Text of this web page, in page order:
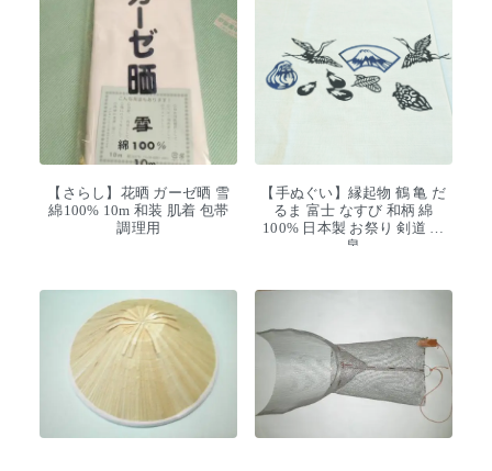
【さらし】花晒 ガーゼ晒 雪
綿100% 10m 和装 肌着 包帯
調理用
【手ぬぐい】縁起物 鶴 亀 だ
るま 富士 なすび 和柄 綿
100% 日本製 お祭り 剣道 温
泉